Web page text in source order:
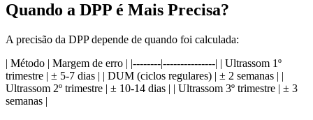
Quando a DPP é Mais Precisa?
A precisão da DPP depende de quando foi calculada:
| Método | Margem de erro | |--------|---------------| | Ultrassom 1º
trimestre | ± 5-7 dias | | DUM (ciclos regulares) | ± 2 semanas | |
Ultrassom 2º trimestre | ± 10-14 dias | | Ultrassom 3º trimestre | ± 3
semanas |